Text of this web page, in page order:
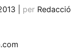
per Redacció